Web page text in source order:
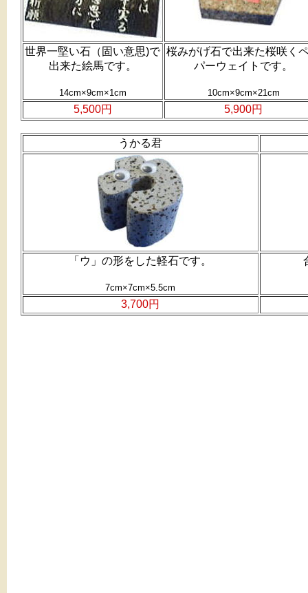
世界一堅い石（固い意思)で
出来た絵馬です。
14cm×9cm×1cm
桜みがげ石で出来た桜咲く
パーウェイトです。
10cm×9cm×21cm
5,500円 5,900円
うかる君
「ウ」の形をした軽石です。
7cm×7cm×5.5cm
3,700円